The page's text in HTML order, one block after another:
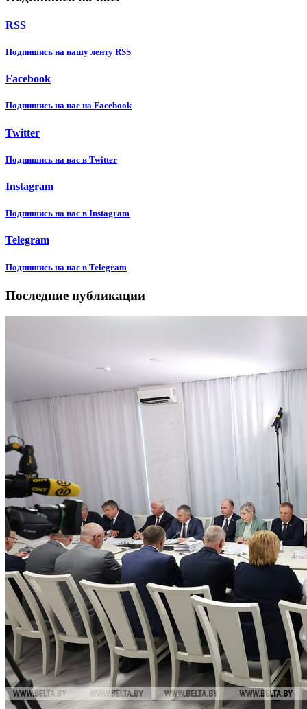
RSS
Подпишиcь на нашу ленту RSS
Facebook
Подпишиcь на нас на Facebook
Twitter
Подпишиcь на нас в Twitter
Instagram
Подпишиcь на нас в Instagram
Telegram
Подпишиcь на нас в Telegram
Последние публикации